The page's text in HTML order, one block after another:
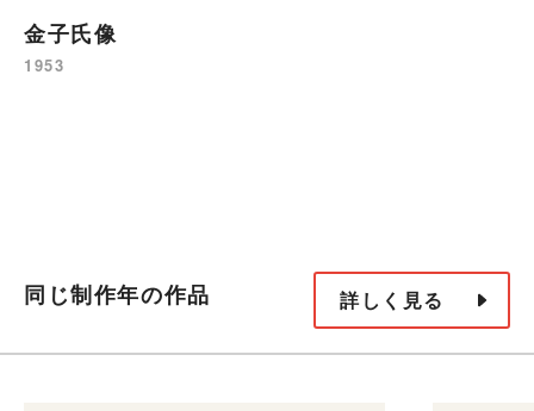
金子氏像
1953
同じ制作年の作品 詳しく見る